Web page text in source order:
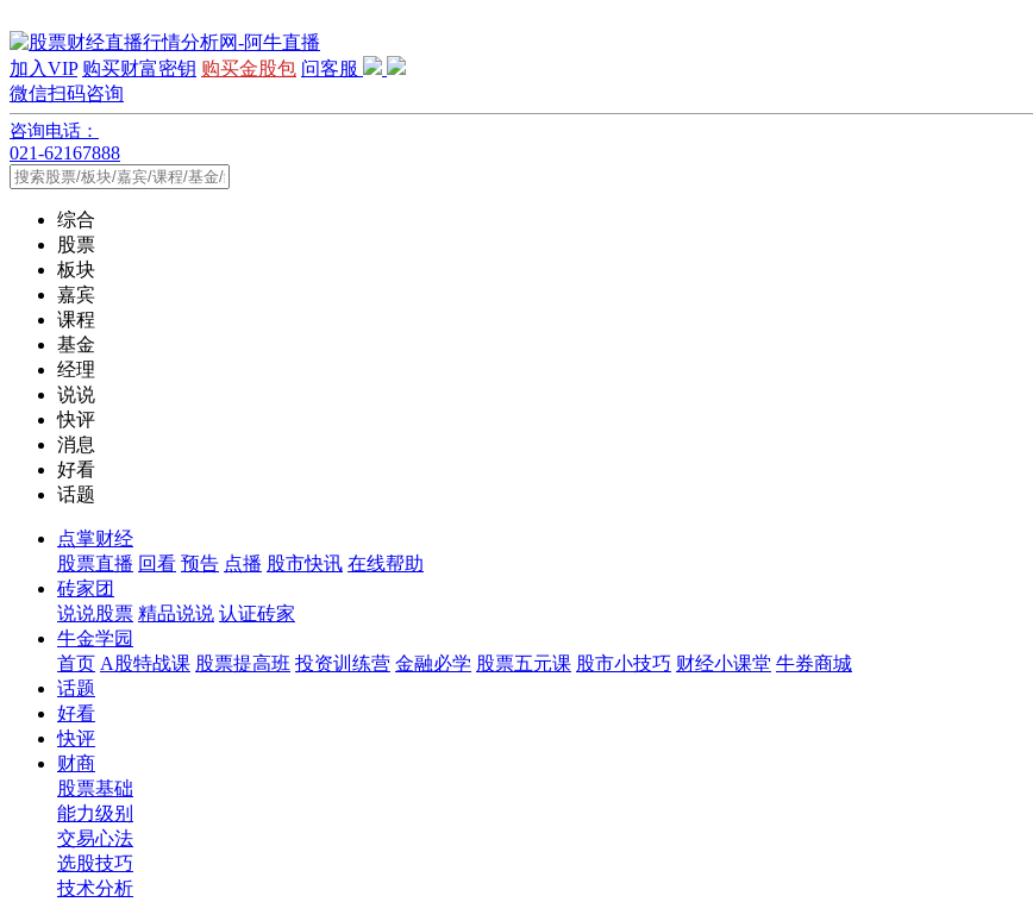
加入VIP 购买财富密钥 购买金股包 问客服
微信扫码咨询
咨询电话：
021-62167888
综合
股票
板块
嘉宾
课程
基金
经理
说说
快评
消息
好看
话题
点掌财经
股票直播 回看 预告 点播 股市快讯 在线帮助
砖家团
说说股票 精品说说 认证砖家
牛金学园
首页 A股特战课 股票提高班 投资训练营 金融必学 股票五元课 股市小技巧 财经小课堂 牛券商城
话题
好看
快评
财商
股票基础
能力级别
交易心法
选股技巧
技术分析